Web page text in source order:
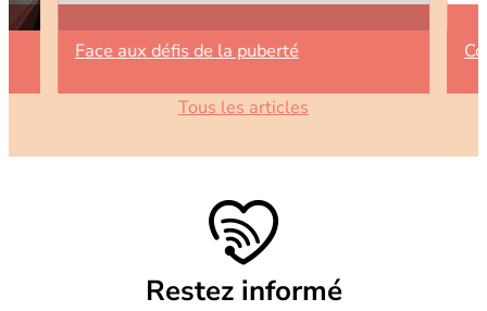
Face aux défis de la puberté
Tous les articles
Restez informé